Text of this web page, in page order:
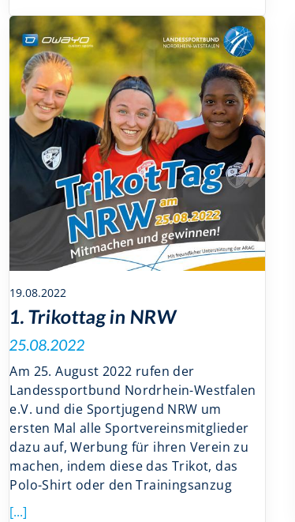
19.08.2022
1. Trikottag in NRW
25.08.2022
Am 25. August 2022 rufen der
Landessportbund Nordrhein-Westfalen
e.V. und die Sportjugend NRW um
ersten Mal alle Sportvereinsmitglieder
dazu auf, Werbung für ihren Verein zu
machen, indem diese das Trikot, das
Polo-Shirt oder den Trainingsanzug
[...]